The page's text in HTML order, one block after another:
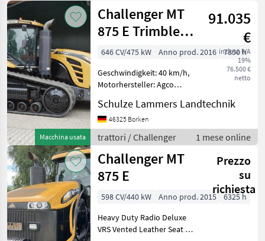
ricerca
Categoria 4 Paese Filtri
PERCORSO
ATTUALE
Settore
agricolo
Trattori
Trattori
Standard
Challenger
SCEGLI
CATEGORIA
Challenger
Reimposta
Mostra
9
risultati
Macchina usata
Challenger MT
875 E Trimble
GPS
91.035
€
inclusa IVA
19%
76.500 €
netto
646 CV/475 kW Anno prod. 2016
7850 h
Geschwindigkeit: 40 km/h,
Motorhersteller: Agco
8l, Motor-Zylinderanzahl:
12, Druckluftanlage (1-
Kreis), Druckluftanlage (2-
Kreis), Bo
Schulze Lammers Landtechnik
46325 Borken
trattori / Challenger 1 mese online
Challenger MT
875 E
Prezzo
su
richiesta
598 CV/440 kW Anno prod. 2015
6325 h
Heavy Duty Radio Deluxe
VRS Vented Leather Seat 5